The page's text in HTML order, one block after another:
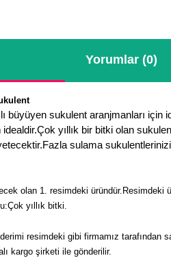
Yorumlar (0)
büyüyen sukulent aranjmanları için
idealdir.Çok yıllık bir bitki olan
sulama
olan 1. resimdeki üründür.Resimdeki
yıllık bitki.
resimdeki gibi firmamız
kargo şirketi ile gönderilir.